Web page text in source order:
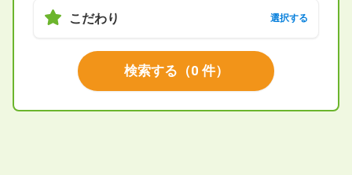
こだわり 選択する
検索する （0 件）